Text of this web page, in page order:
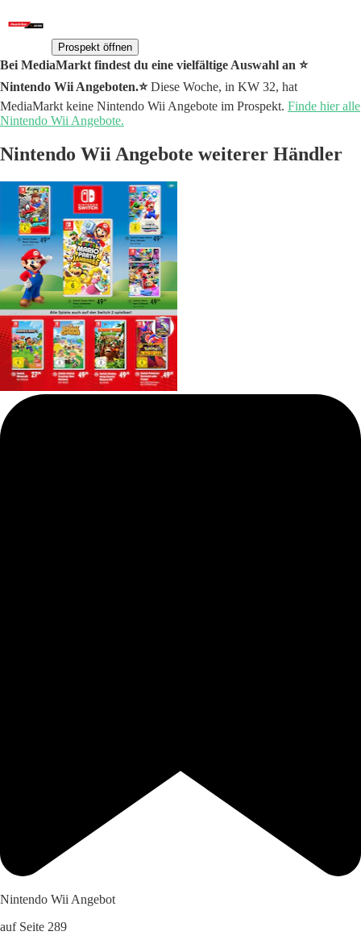
Prospekt öffnen
Bei MediaMarkt findest du eine vielfältige Auswahl an ⭐️
Nintendo Wii Angeboten.⭐️Diese Woche, in KW 32, hat
MediaMarkt keine Nintendo Wii Angebote im Prospekt. Finde hier alle
Nintendo Wii Angebote.
Nintendo Wii Angebote weiterer Händler
Nintendo Wii Angebot
auf Seite 289